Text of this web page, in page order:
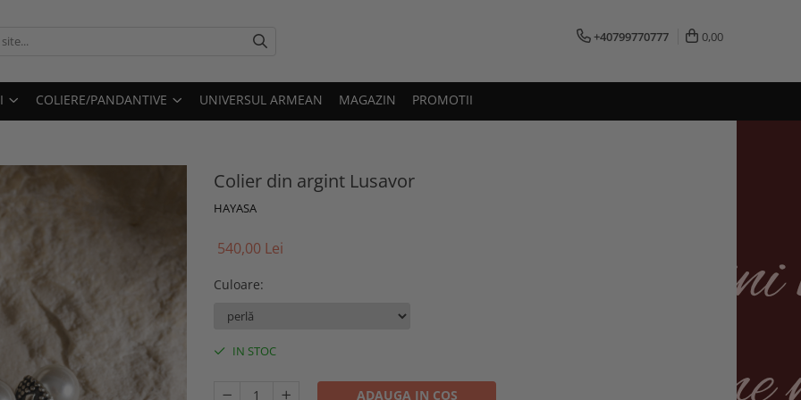
+40799770777 0,00
COLIERE/PANDANTIVE UNIVERSUL ARMEAN MAGAZIN PROMOTII
Colier din argint Lusavor
HAYASA
540,00 Lei
Culoare:
IN STOC
ADAUGA IN COS